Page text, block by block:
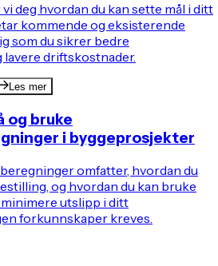
deg hvordan du kan sette mål i ditt
kommende og eksisterende
som du sikrer bedre
driftskostnader.
Les mer
og bruke
i byggeprosjekter
omfatter, hvordan du
og hvordan du kan bruke
utslipp i ditt
forkunnskaper kreves.